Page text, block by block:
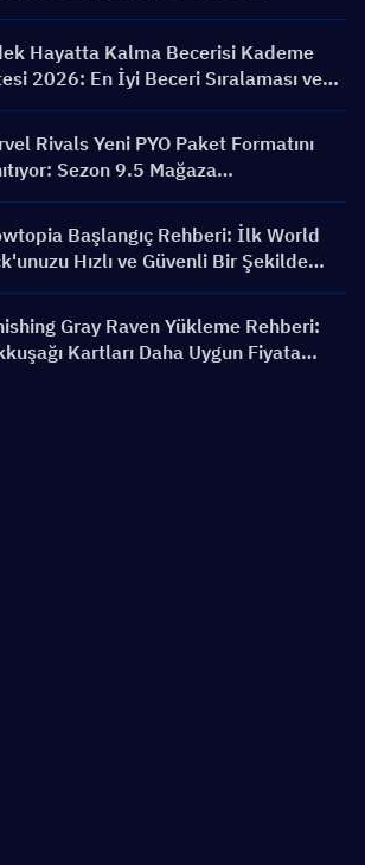
Etkinliği, Karakterler,
ve Ödüller
Hayatta Kalma Becerisi Kademe
2026: En İyi Beceri Sıralaması ve
Rehberi
Rivals Yeni PYO Paket Formatını
Sezon 9.5 Mağaza
Nasıl Daha Akıllıca Satın
Başlangıç Rehberi: İlk World
Hızlı ve Güvenli Bir Şekilde
Gray Raven Yükleme Rehberi:
Kartları Daha Uygun Fiyata